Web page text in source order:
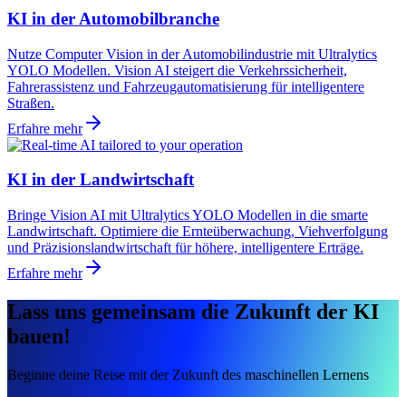
KI in der Automobilbranche
Nutze Computer Vision in der Automobilindustrie mit Ultralytics
YOLO Modellen. Vision AI steigert die Verkehrssicherheit,
Fahrerassistenz und Fahrzeugautomatisierung für intelligentere
Straßen.
Erfahre mehr
KI in der Landwirtschaft
Bringe Vision AI mit Ultralytics YOLO Modellen in die smarte
Landwirtschaft. Optimiere die Ernteüberwachung, Viehverfolgung
und Präzisionslandwirtschaft für höhere, intelligentere Erträge.
Erfahre mehr
Lass uns gemeinsam die Zukunft der KI
bauen!
Beginne deine Reise mit der Zukunft des maschinellen Lernens